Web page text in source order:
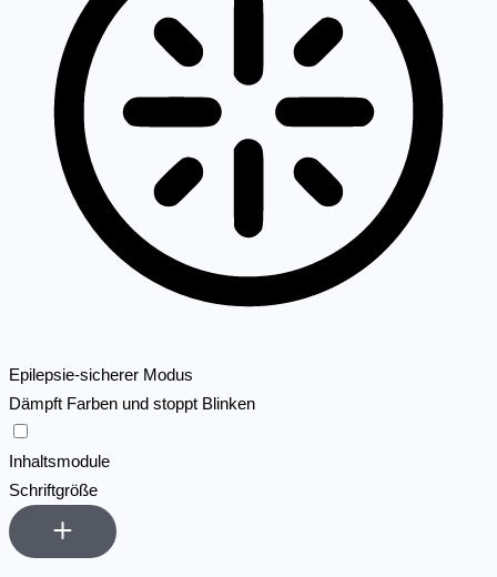
Epilepsie-sicherer Modus
Dämpft Farben und stoppt Blinken
Inhaltsmodule
Schriftgröße